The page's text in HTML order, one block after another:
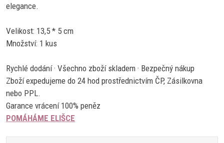
elegance.
Velikost: 13,5 * 5 cm
Množství: 1 kus
Rychlé dodání · Všechno zboží skladem · Bezpečný nákup
Zboží expedujeme do 24 hod prostřednictvím ČP, Zásilkovna
nebo PPL.
Garance vrácení 100% peněz
POMÁHÁME ELIŠCE